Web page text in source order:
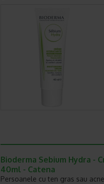
Bioderma Sebium Hydra -
40ml - Catena
Persoanele cu ten gras sau